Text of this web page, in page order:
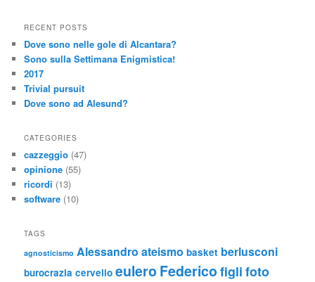
RECENT POSTS
Dove sono nelle gole di Alcantara?
Sono sulla Settimana Enigmistica!
2017
Trivial pursuit
Dove sono ad Alesund?
CATEGORIES
cazzeggio (47)
opinione (55)
ricordi (13)
software (10)
TAGS
agnosticismo Alessandro ateismo basket berlusconi
burocrazia cervello eulero Federico figli foto